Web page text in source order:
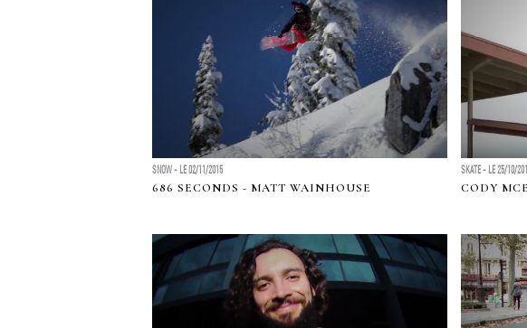
SNOW - LE 02/11/2015
686 SECONDS - MATT WAINHOUSE
SKATE - LE 25/10/
CODY